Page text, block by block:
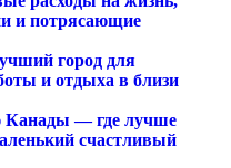
и потрясающие
город для
и отдыха в близи
Канады — где лучше
счастливый